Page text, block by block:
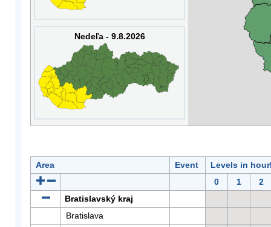
Nedeľa - 9.8.2026
Area Event
Levels in
0
1
2
Bratislavský kraj
Bratislava